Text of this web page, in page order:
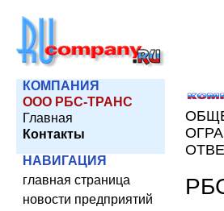
КОМПАНИЯ
ООО РБС-ТРАНС
Главная
Контакты
НАВИГАЦИЯ
главная страница
новости предприятий